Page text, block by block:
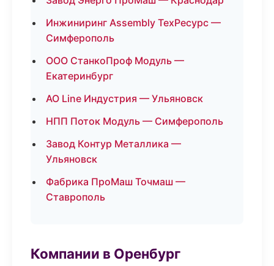
Инжиниринг Assembly ТехРесурс —
Симферополь
ООО СтанкоПроф Модуль —
Екатеринбург
АО Line Индустрия — Ульяновск
НПП Поток Модуль — Симферополь
Завод Контур Металлика —
Ульяновск
Фабрика ПроМаш Точмаш —
Ставрополь
Компании в Оренбург